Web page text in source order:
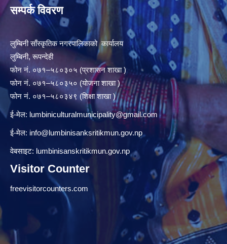
सम्पर्क विवरण
लुम्बिनी साँस्कृतिक नगरपालिकाको कार्यालय
लुम्बिनी, रूपन्देही
फोन नं. ०७१–५८०३०५ (प्रशासन शाखा )
फोन नं. ०७१–५८०३५० (योजना शाखा )
फोन नं. ०७१–५८०३४९ (शिक्षा शाखा )
ई-मेल: lumbiniculturalmunicipality@gmail.com
ई-मेल: info@lumbinisanksritikmun.gov.np
वेबसाइट: lumbinisanskritikmun.gov.np
Visitor Counter
freevisitorcounters.com